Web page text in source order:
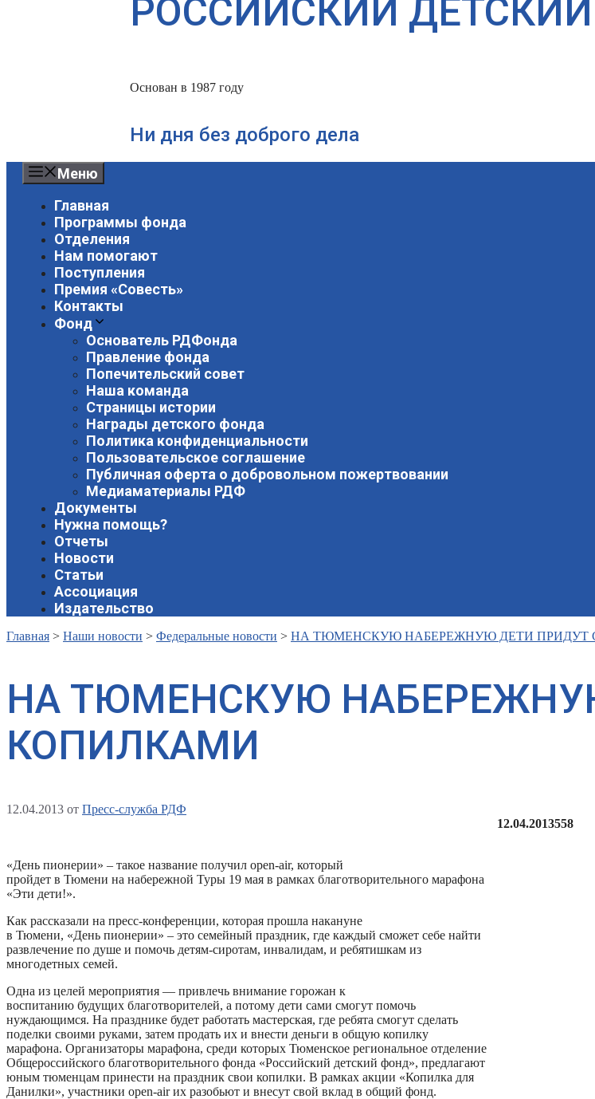
РОССИЙСКИЙ
Основан в 1987 году
Ни дня без доброго дела
Меню
Главная
Программы фонда
Отделения
Нам помогают
Поступления
Премия «Совесть»
Контакты
Фонд
Основатель РДФонда
Правление фонда
Попечительский совет
Наша команда
Страницы истории
Награды детского фонда
Политика конфиденциальности
Пользовательское соглашение
Публичная оферта о добровольном пожертвовании
Медиаматериалы РДФ
Документы
Нужна помощь?
Отчеты
Новости
Статьи
Ассоциация
Издательство
Главная > Наши новости > Федеральные новости > НА ТЮМЕНСКУЮ НАБЕРЕЖНУЮ ДЕТИ ПРИДУТ
НА ТЮМЕНСКУЮ
КОПИЛКАМИ
12.04.2013 от Пресс-служба РДФ
12.04.2013558
«День пионерии» – такое название получил open-air, который
пройдет в Тюмени на набережной Туры 19 мая в рамках благотворительного марафона
«Эти дети!».
Как рассказали на пресс-конференции, которая прошла накануне
в Тюмени, «День пионерии» – это семейный праздник, где каждый сможет себе найти
развлечение по душе и помочь детям-сиротам, инвалидам, и ребятишкам из
многодетных семей.
Одна из целей мероприятия — привлечь внимание горожан к
воспитанию будущих благотворителей, а потому дети сами смогут помочь
нуждающимся. На празднике будет работать мастерская, где ребята смогут сделать
поделки своими руками, затем продать их и внести деньги в общую копилку
марафона. Организаторы марафона, среди которых Тюменское региональное отделение
Общероссийского благотворительного фонда «Российский детский фонд», предлагают
юным тюменцам принести на праздник свои копилки. В рамках акции «Копилка для
Данилки», участники open-air их разобьют и внесут свой вклад в общий фонд.